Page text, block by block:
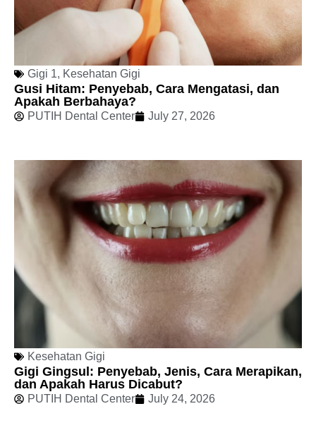
Gigi 1, Kesehatan Gigi
Gusi Hitam: Penyebab, Cara Mengatasi, dan
Apakah Berbahaya?
PUTIH Dental Center July 27, 2026
Kesehatan Gigi
Gigi Gingsul: Penyebab, Jenis, Cara Merapikan,
dan Apakah Harus Dicabut?
PUTIH Dental Center July 24, 2026